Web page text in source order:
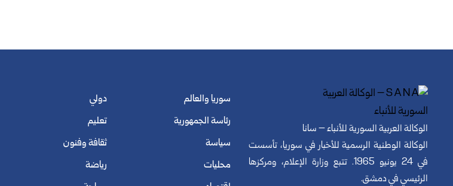
الوكالة العربية السورية للأنباء – سانا
الوكالة الوطنية الرسمية للأخبار في سوريا، تأسست
في 24 يونيو 1965. تتبع وزارة الإعلام، ومركزها
الرئيسي في دمشق.
سوريا والعالم
رئاسة الجمهورية
سياسة
محليات
دولي
تعليم
ثقافة وفنون
رياضة